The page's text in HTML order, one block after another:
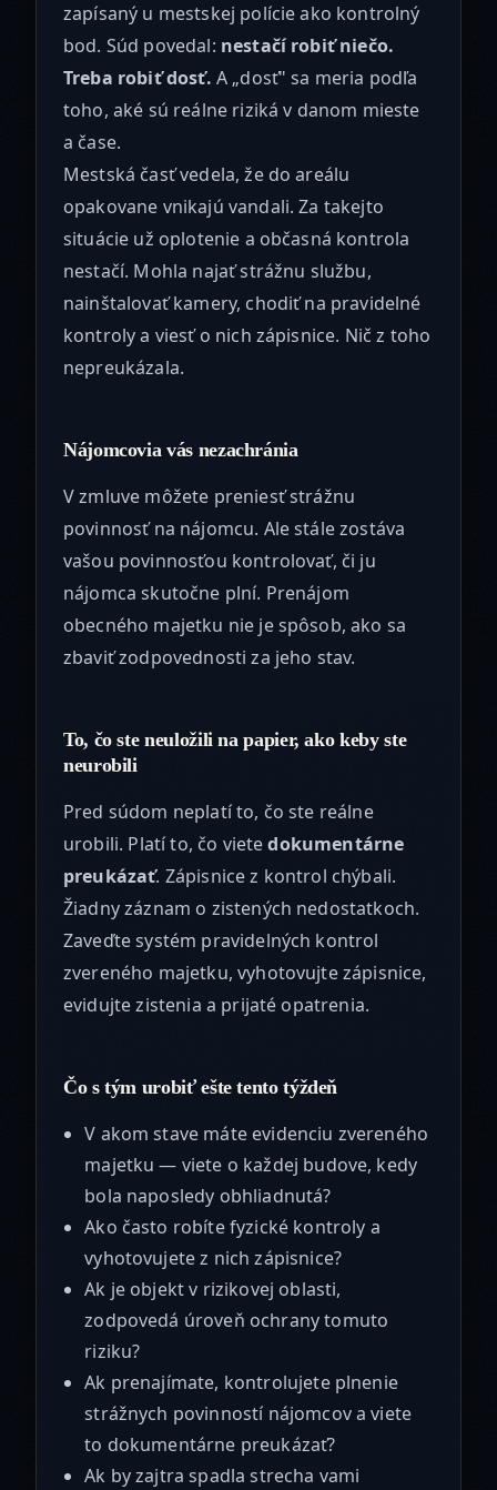
zapísaný u mestskej polície ako kontrolný
bod. Súd povedal: nestačí robiť niečo.
Treba robiť dosť. A „dosť" sa meria podľa
toho, aké sú reálne riziká v danom mieste
a čase.
Mestská časť vedela, že do areálu
opakovane vnikajú vandali. Za takejto
situácie už oplotenie a občasná kontrola
nestačí. Mohla najať strážnu službu,
nainštalovať kamery, chodiť na pravidelné
kontroly a viesť o nich zápisnice. Nič z toho
nepreukázala.
Nájomcovia vás nezachránia
V zmluve môžete preniesť strážnu
povinnosť na nájomcu. Ale stále zostáva
vašou povinnosťou kontrolovať, či ju
nájomca skutočne plní. Prenájom
obecného majetku nie je spôsob, ako sa
zbaviť zodpovednosti za jeho stav.
To, čo ste neuložili na papier, ako keby ste
neurobili
Pred súdom neplatí to, čo ste reálne
urobili. Platí to, čo vietedokumentárne
preukázať. Zápisnice z kontrol chýbali.
Žiadny záznam o zistených nedostatkoch.
Zaveďte systém pravidelných kontrol
zvereného majetku, vyhotovujte zápisnice,
evidujte zistenia a prijaté opatrenia.
Čo s tým urobiť ešte tento týždeň
V akom stave máte evidenciu zvereného
majetku — viete o každej budove, kedy
bola naposledy obhliadnutá?
Ako často robíte fyzické kontroly a
vyhotovujete z nich zápisnice?
Ak je objekt v rizikovej oblasti,
zodpovedá úroveň ochrany tomuto
riziku?
Ak prenajímate, kontrolujete plnenie
strážnych povinností nájomcov a viete
to dokumentárne preukázať?
Ak by zajtra spadla strecha vami